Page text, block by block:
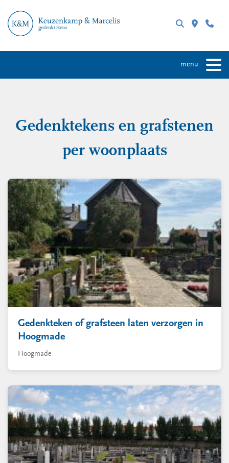
menu
Gedenktekens en grafstenen
per woonplaats
Gedenkteken of grafsteen laten verzorgen in
Hoogmade
Hoogmade